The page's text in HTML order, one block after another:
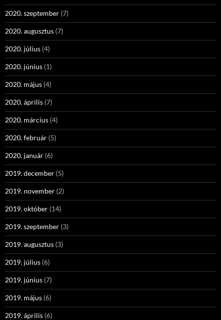
2020. szeptember (7)
2020. augusztus (7)
2020. július (4)
2020. június (1)
2020. május (4)
2020. április (7)
2020. március (4)
2020. február (5)
2020. január (6)
2019. december (5)
2019. november (2)
2019. október (14)
2019. szeptember (3)
2019. augusztus (3)
2019. július (6)
2019. június (7)
2019. május (6)
2019. április (6)